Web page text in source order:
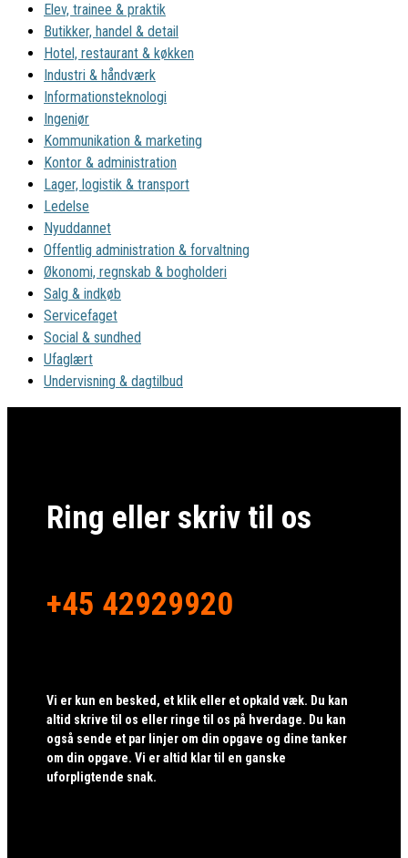
Elev, trainee & praktik
Butikker, handel & detail
Hotel, restaurant & køkken
Industri & håndværk
Informationsteknologi
Ingeniør
Kommunikation & marketing
Kontor & administration
Lager, logistik & transport
Ledelse
Nyuddannet
Offentlig administration & forvaltning
Økonomi, regnskab & bogholderi
Salg & indkøb
Servicefaget
Social & sundhed
Ufaglært
Undervisning & dagtilbud
Ring eller skriv til os
+45 42929920
Vi er kun en besked, et klik eller et opkald væk. Du kan
altid skrive til os eller ringe til os på hverdage. Du kan
også sende et par linjer om din opgave og dine tanker
om din opgave. Vi er altid klar til en ganske
uforpligtende snak.